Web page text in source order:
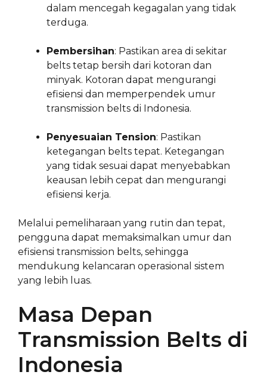
dalam mencegah kegagalan yang tidak
terduga.
Pembersihan: Pastikan area di sekitar
belts tetap bersih dari kotoran dan
minyak. Kotoran dapat mengurangi
efisiensi dan memperpendek umur
transmission belts di Indonesia.
Penyesuaian Tension: Pastikan
ketegangan belts tepat. Ketegangan
yang tidak sesuai dapat menyebabkan
keausan lebih cepat dan mengurangi
efisiensi kerja.
Melalui pemeliharaan yang rutin dan tepat,
pengguna dapat memaksimalkan umur dan
efisiensi transmission belts, sehingga
mendukung kelancaran operasional sistem
yang lebih luas.
Masa Depan
Transmission Belts di
Indonesia